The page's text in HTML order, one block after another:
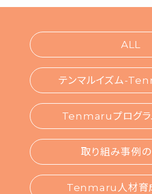
ALL
テンマルイズム-
Tenmaruプログラ
取り組み事例
Tenmaru人材育